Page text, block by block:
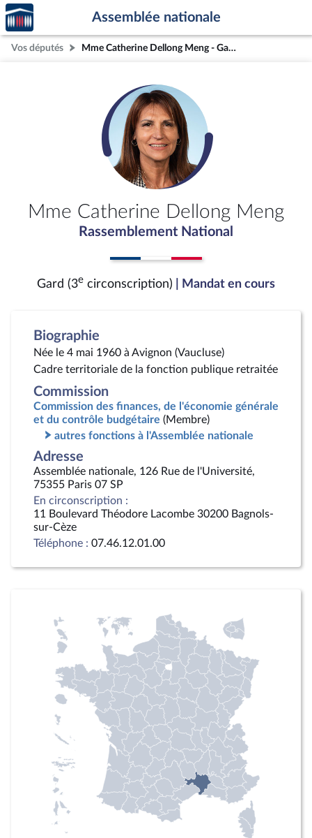
Aller au contenu
Aller en bas de la page
Accèder
à la
page
d'accueil
Assemblée nationale
Vos députés Mme Catherine Dellong Meng - Gard (3e circonscription)
Mme Catherine Dellong Meng
Rassemblement National
Gard (3e circonscription) | Mandat en cours
Biographie
Née le 4 mai 1960 à Avignon (Vaucluse)
Cadre territoriale de la fonction publique retraitée
Commission
Commission des finances, de l'économie générale
et du contrôle budgétaire (Membre)
autres fonctions à l'Assemblée nationale
Adresse
Assemblée nationale, 126 Rue de l'Université,
75355 Paris 07 SP
En circonscription :
11 Boulevard Théodore Lacombe 30200 Bagnols-
sur-Cèze
Téléphone : 07.46.12.01.00